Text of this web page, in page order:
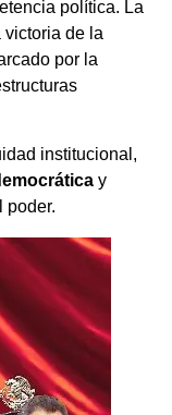
política. La
de la
por la
institucional,
y
poder.